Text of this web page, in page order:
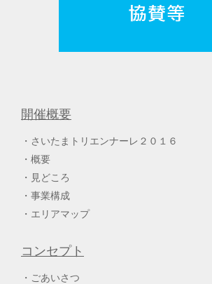
開催概要
さいたまトリエンナーレ２０１６
概要
見どころ
事業構成
エリアマップ
コンセプト
ごあいさつ